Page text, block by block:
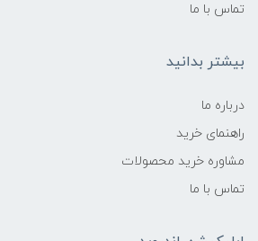
تماس با ما
بیشتر بدانید
درباره ما
راهنمای خرید
مشاوره خرید محصولات
تماس با ما